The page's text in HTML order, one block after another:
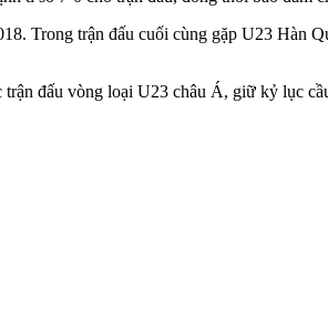
Trong trận đấu cuối cùng gặp U23 Hàn
đấu vòng loại U23 châu Á, giữ kỷ lục